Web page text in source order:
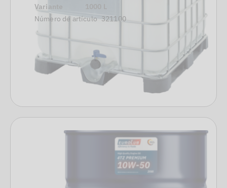
Variante
Número de artículo 321100